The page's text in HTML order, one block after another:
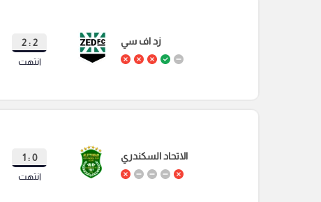
زد اف سي 2 : 2
انتهت
الاتحاد السكندري 0 : 1
انتهت